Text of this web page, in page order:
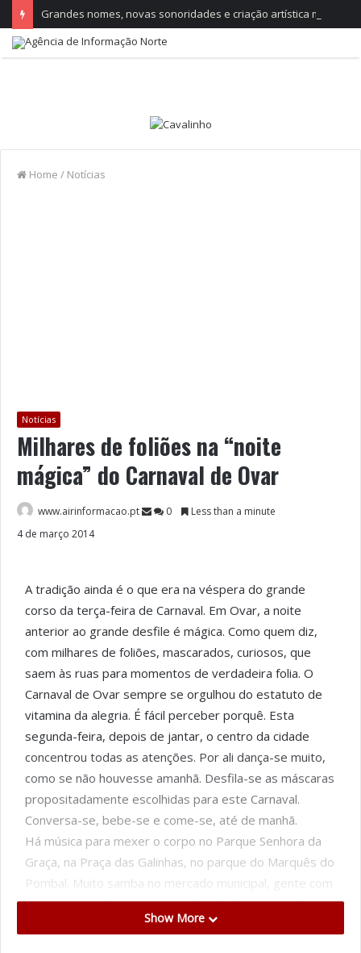
Home / Notícias
Notícias
Milhares de foliões na “noite
mágica” do Carnaval de Ovar
www.airinformacao.pt 0
Less than a minute
4 de março 2014
A tradição ainda é o que era na véspera do grande
corso da terça-feira de Carnaval. Em Ovar, a noite
anterior ao grande desfile é mágica. Como quem diz,
com milhares de foliões, mascarados, curiosos, que
saem às ruas para momentos de verdadeira folia. O
Carnaval de Ovar sempre se orgulhou do estatuto de
vitamina da alegria. É fácil perceber porquê. Esta
segunda-feira, depois de jantar, o centro da cidade
concentrou todas as atenções. Por ali dança-se muito,
como se não houvesse amanhã. Desfila-se as máscaras
propositadamente escolhidas para este Carnaval.
Conversa-se, bebe-se e come-se, até de manhã.
Há música para mexer o corpo no Parque Senhora da
Graça, na Praça das Galinhas, no parque do Marquês do
Pombal. Muito samba no mercado municipal, gente com
vestes pouco habituais no jardim do Cáster e na Praça
da República. Homens vestidos de mulheres com muita
Show More